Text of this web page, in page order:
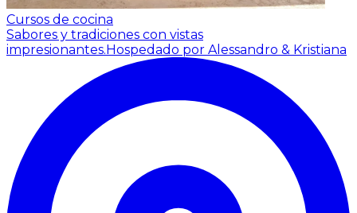
Cursos de cocina
Sabores y tradiciones con vistas
impresionantes. Hospedado por Alessandro & Kristiana